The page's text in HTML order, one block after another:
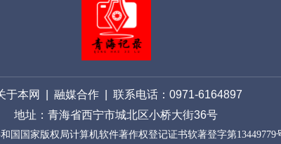
于本网 融媒合作 | 联系电话：0971-6164897
国国家版权局计算机软件著作权登记证书软著登字第13449779
地址：青海省西宁市城北区小桥大街36号